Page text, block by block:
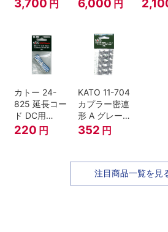
3,700 円 6,000 円
カトー 24-
825 延長コー
ド DC用
(90cm）
220 円
KATO 11-704
カプラー密連
形 A グレー
(20個入) (ア
ーノルドカプ
352 円
注目商品一覧を見